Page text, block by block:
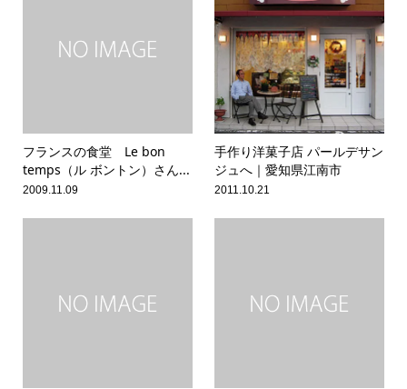
フランスの食堂 Le bon
temps（ル ボントン）さん...
2009.11.09
手作り洋菓子店 パールデサン
ジュへ｜愛知県江南市
2011.10.21